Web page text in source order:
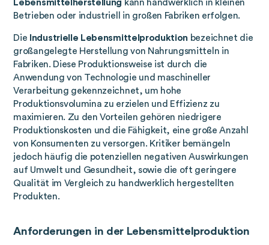
Lebensmittelherstellung kann handwerklich in kleinen
Betrieben oder industriell in großen Fabriken erfolgen.
Die Industrielle Lebensmittelproduktion bezeichnet die
großangelegte Herstellung von Nahrungsmitteln in
Fabriken. Diese Produktionsweise ist durch die
Anwendung von Technologie und maschineller
Verarbeitung gekennzeichnet, um hohe
Produktionsvolumina zu erzielen und Effizienz zu
maximieren. Zu den Vorteilen gehören niedrigere
Produktionskosten und die Fähigkeit, eine große Anzahl
von Konsumenten zu versorgen. Kritiker bemängeln
jedoch häufig die potenziellen negativen Auswirkungen
auf Umwelt und Gesundheit, sowie die oft geringere
Qualität im Vergleich zu handwerklich hergestellten
Produkten.
Anforderungen in der Lebensmittelproduktion